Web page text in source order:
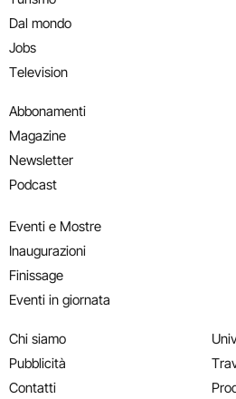
Dal mondo
Jobs
Television
Abbonamenti
Magazine
Newsletter
Podcast
Eventi e Mostre
Inaugurazioni
Finissage
Eventi in giornata
Chi siamo
Pubblicità
Contatti